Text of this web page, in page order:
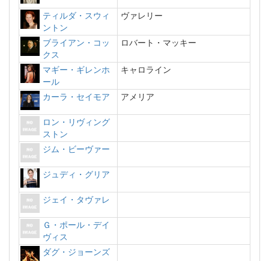
ティルダ・スウィ
ントン
ヴァレリー
ブライアン・コッ
クス
ロバート・マッキー
マギー・ギレンホ
ール
キャロライン
カーラ・セイモア アメリア
ロン・リヴィング
ストン
ジム・ビーヴァー
ジュディ・グリア
ジェイ・タヴァレ
Ｇ・ポール・デイ
ヴィス
ダグ・ジョーンズ